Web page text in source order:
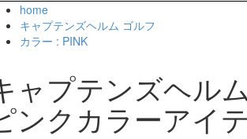
home
キャプテンズヘルム ゴルフ
カラー : PINK
ャプテンズヘル
ンクカラーアイ